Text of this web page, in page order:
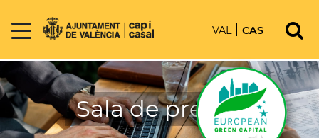
VAL CAS
Sala de prensa